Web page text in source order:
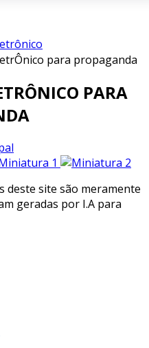
para propaganda
PARA
deste site são meramente
geradas por I.A para